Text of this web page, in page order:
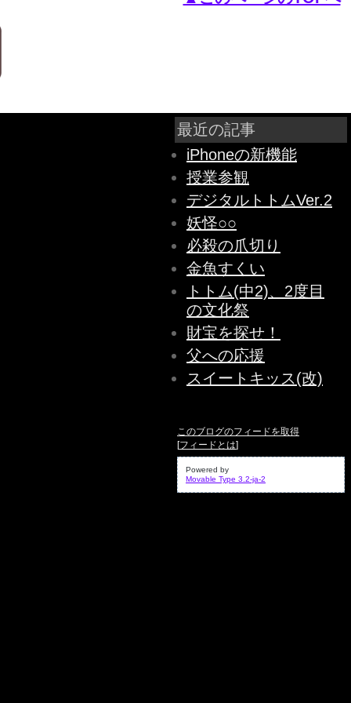
最近の記事
iPhoneの新機能
授業参観
デジタルトトムVer.2
妖怪○○
必殺の爪切り
金魚すくい
トトム(中2)、2度目
の文化祭
財宝を探せ！
父への応援
スイートキッス(改)
このブログのフィードを取得
[フィードとは]
Powered by
Movable Type 3.2-ja-2